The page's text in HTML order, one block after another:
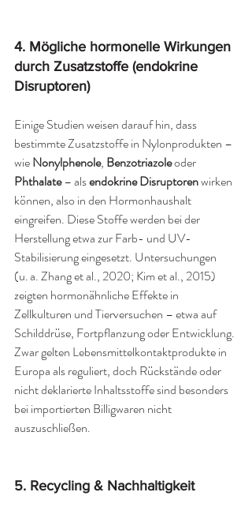
4. Mögliche hormonelle Wirkungen
durch Zusatzstoffe (endokrine
Disruptoren)
Einige Studien weisen darauf hin, dass
bestimmte Zusatzstoffe in Nylonprodukten –
wie Nonylphenole, Benzotriazole oder
Phthalate – als endokrine Disruptoren wirken
können, also in den Hormonhaushalt
eingreifen. Diese Stoffe werden bei der
Herstellung etwa zur Farb- und UV-
Stabilisierung eingesetzt. Untersuchungen
(u. a. Zhang et al., 2020; Kim et al., 2015)
zeigten hormonähnliche Effekte in
Zellkulturen und Tierversuchen – etwa auf
Schilddrüse, Fortpflanzung oder Entwicklung.
Zwar gelten Lebensmittelkontaktprodukte in
Europa als reguliert, doch Rückstände oder
nicht deklarierte Inhaltsstoffe sind besonders
bei importierten Billigwaren nicht
auszuschließen.
5. Recycling & Nachhaltigkeit